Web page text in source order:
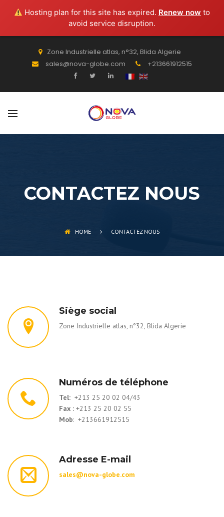
Hosting plan for this site has expired. Renew now to
avoid service disruption.
Zone Industrielle atlas, n°32, Blida Algerie
sales@nova-globe.com
+213661912515
CONTACTEZ NOUS
HOME CONTACTEZ NOUS
Siège social
Zone Industrielle atlas, n°32, Blida Algerie
Numéros de téléphone
Tel: +213 25 20 02 04/43
Fax : +213 25 20 02 55
Mob: +213661912515
Adresse E-mail
sales@nova-globe.com
BACK
PRODUCTS
SERVICES PÉTROLIERS